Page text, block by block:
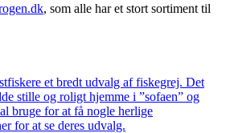
, som alle har et stort sortiment til
et bredt udvalg af fiskegrej. Det
stille og roligt hjemme i ”sofaen” og
bruge for at få nogle herlige
for at se deres udvalg.